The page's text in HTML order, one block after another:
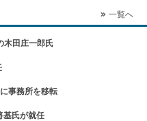
一覧へ
木田庄一郎氏
事務所を移転
基氏が就任